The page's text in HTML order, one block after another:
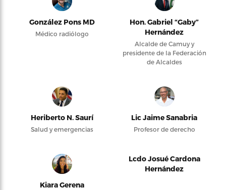
González Pons MD
Médico radiólogo
Hon. Gabriel “Gaby”
Hernández
Alcalde de Camuy y
presidente de la Federación
de Alcaldes
Heriberto N. Saurí
Salud y emergencias
Lic Jaime Sanabria
Profesor de derecho
Kiara Gerena
Lcdo Josué Cardona
Hernández